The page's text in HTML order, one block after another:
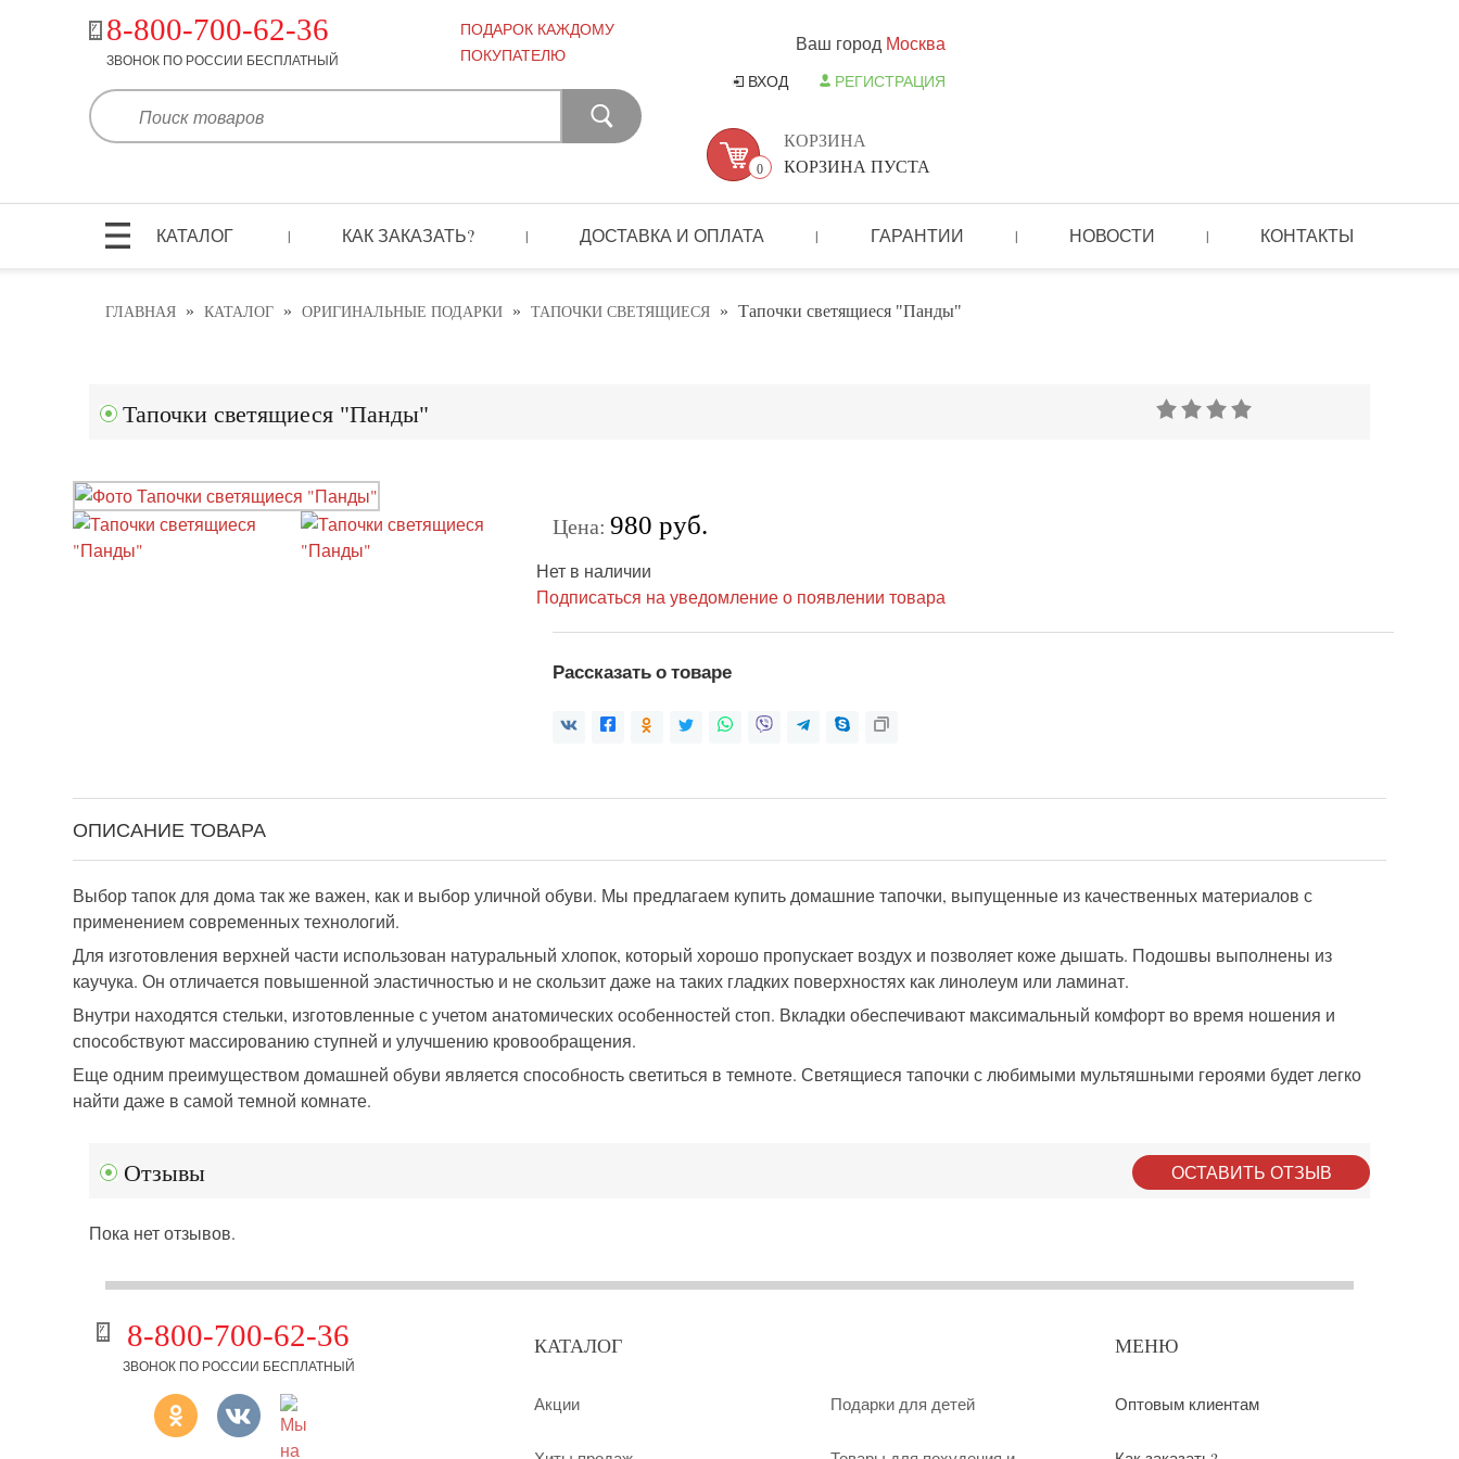
8-800-700-62-36
ЗВОНОК ПО РОССИИ БЕСПЛАТНЫЙ
ПОДАРОК КАЖДОМУ
ПОКУПАТЕЛЮ
Ваш город Москва
ВХОД РЕГИСТРАЦИЯ
0
КОРЗИНА
КОРЗИНА ПУСТА
КАТАЛОГ | КАК ЗАКАЗАТЬ? | ДОСТАВКА И ОПЛАТА | ГАРАНТИИ | НОВОСТИ | КОНТАКТЫ
ГЛАВНАЯ » КАТАЛОГ » ОРИГИНАЛЬНЫЕ ПОДАРКИ » ТАПОЧКИ СВЕТЯЩИЕСЯ » Тапочки светящиеся "Панды"
Тапочки светящиеся "Панды"
Цена: 980 руб.
Нет в наличии
Подписаться на уведомление о появлении товара
Рассказать о товаре
ОПИСАНИЕ ТОВАРА
Выбор тапок для дома так же важен, как и выбор уличной обуви. Мы предлагаем купить домашние тапочки, выпущенные из качественных материалов с
применением современных технологий.
Для изготовления верхней части использован натуральный хлопок, который хорошо пропускает воздух и позволяет коже дышать. Подошвы выполнены из
каучука. Он отличается повышенной эластичностью и не скользит даже на таких гладких поверхностях как линолеум или ламинат.
Внутри находятся стельки, изготовленные с учетом анатомических особенностей стоп. Вкладки обеспечивают максимальный комфорт во время ношения и
способствуют массированию ступней и улучшению кровообращения.
Еще одним преимуществом домашней обуви является способность светиться в темноте. Светящиеся тапочки с любимыми мультяшными героями будет легко
найти даже в самой темной комнате.
Отзывы ОСТАВИТЬ ОТЗЫВ
Пока нет отзывов.
8-800-700-62-36
ЗВОНОК ПО РОССИИ БЕСПЛАТНЫЙ
КАТАЛОГ
Акции Подарки для детей
МЕНЮ
Оптовым клиентам